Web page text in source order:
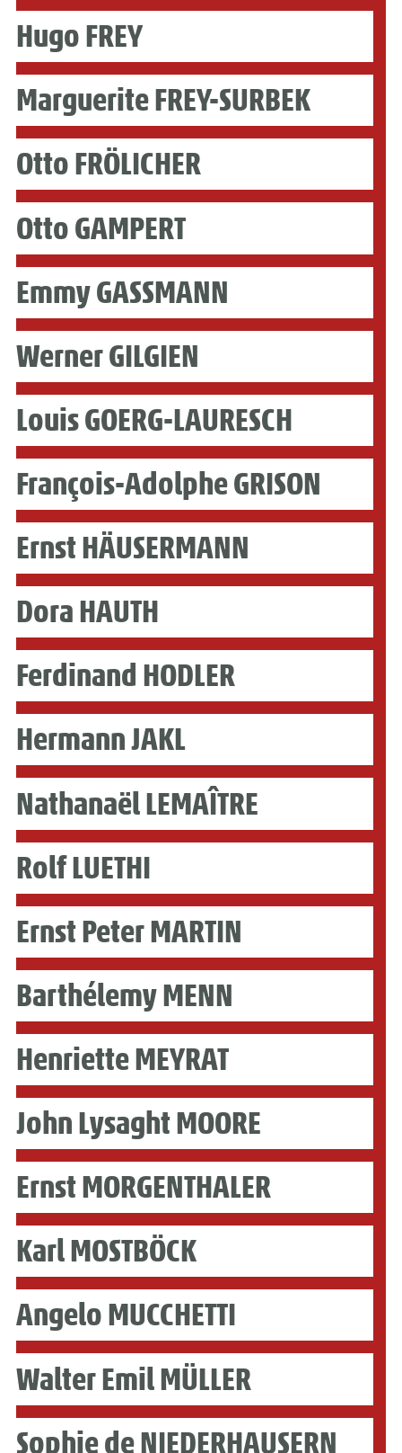
Hugo FREY
Marguerite FREY-SURBEK
Otto FRÖLICHER
Otto GAMPERT
Emmy GASSMANN
Werner GILGIEN
Louis GOERG-LAURESCH
François-Adolphe GRISON
Ernst HÄUSERMANN
Dora HAUTH
Ferdinand HODLER
Hermann JAKL
Nathanaël LEMAÎTRE
Rolf LUETHI
Ernst Peter MARTIN
Barthélemy MENN
Henriette MEYRAT
John Lysaght MOORE
Ernst MORGENTHALER
Karl MOSTBÖCK
Angelo MUCCHETTI
Walter Emil MÜLLER
Sophie de NIEDERHAUSERN